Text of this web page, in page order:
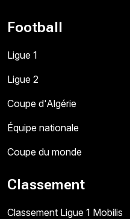
Football
Ligue 1
Ligue 2
Coupe d'Algérie
Équipe nationale
Coupe du monde
Classement
Classement Ligue 1 Mobilis